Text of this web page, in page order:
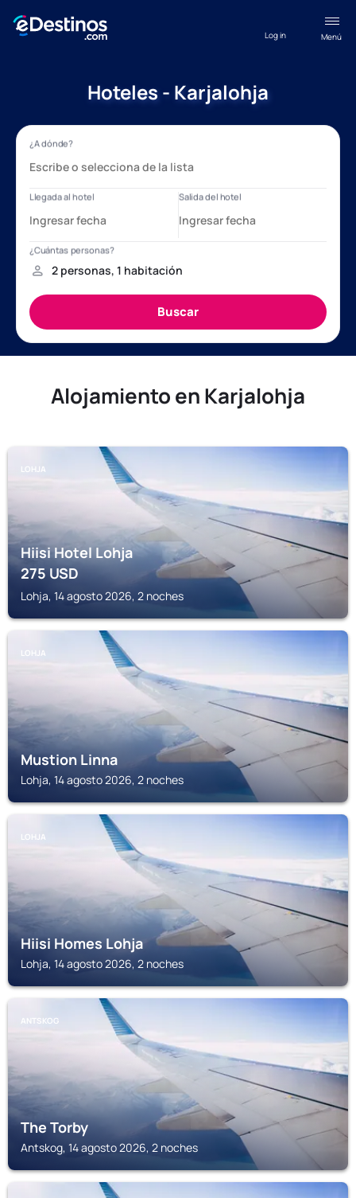
Menú
Log in
Hoteles - Karjalohja
Alojamiento en Karjalohja
LOHJA
Hiisi Hotel Lohja
275USD
Lohja, 14 agosto 2026, 2 noches
LOHJA
Mustion Linna
Lohja, 14 agosto 2026, 2 noches
LOHJA
Hiisi Homes Lohja
Lohja, 14 agosto 2026, 2 noches
ANTSKOG
The Torby
Antskog, 14 agosto 2026, 2 noches